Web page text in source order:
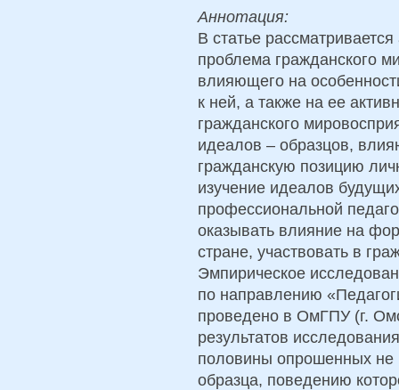
Аннотация:
В статье
проблема гражданского
влияющего на
к ней, а также на ее
гражданского
идеалов – образцов,
гражданскую позицию
изучение идеалов
профессиональной
оказывать влияние на
стране, участвовать в
Эмпирическое
по направлению
проведено в ОмГПУ (г.
результатов
половины опрошенных не
образца, поведению